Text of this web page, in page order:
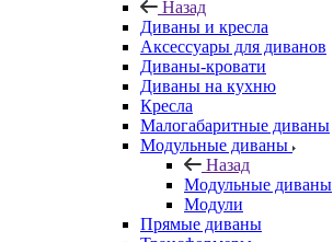
Назад
Диваны и кресла
Аксессуары для диванов
Диваны-кровати
Диваны на кухню
Кресла
Малогабаритные диваны
Модульные диваны
Назад
Модульные диваны
Модули
Прямые диваны